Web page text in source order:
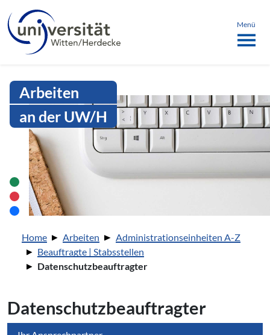
Intranet Uni WH |
Menü
Sprachmenü
schließen
Arbeiten
an der UW/H
Sie sind hier:
Home Arbeiten
Administrationseinheiten A-Z
Beauftragte | Stabsstellen
Datenschutzbeauftragter
Datenschutzbeauftragter